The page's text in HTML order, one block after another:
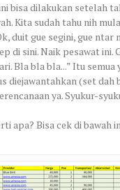
bisa dilakukan setelah
Kita sudah tahu nih
duit gue segini, gue ntar
di sini. Naik pesawat ini.
Bla bla bla...” Itu semua
diejawantahkan (set dah
ya. Syukur-
apa? Bisa cek di bawah